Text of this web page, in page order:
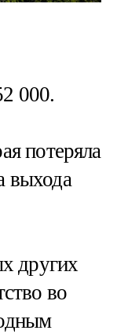
000.
потеряла
выхода
других
во